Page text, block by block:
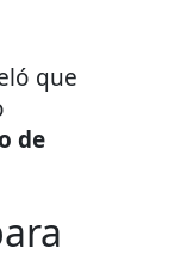
que
de